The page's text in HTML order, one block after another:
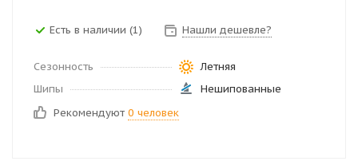
Есть в наличии (1) Нашли дешевле?
Сезонность
Летняя
Шипы
Нешипованные
Рекомендуют 0 человек